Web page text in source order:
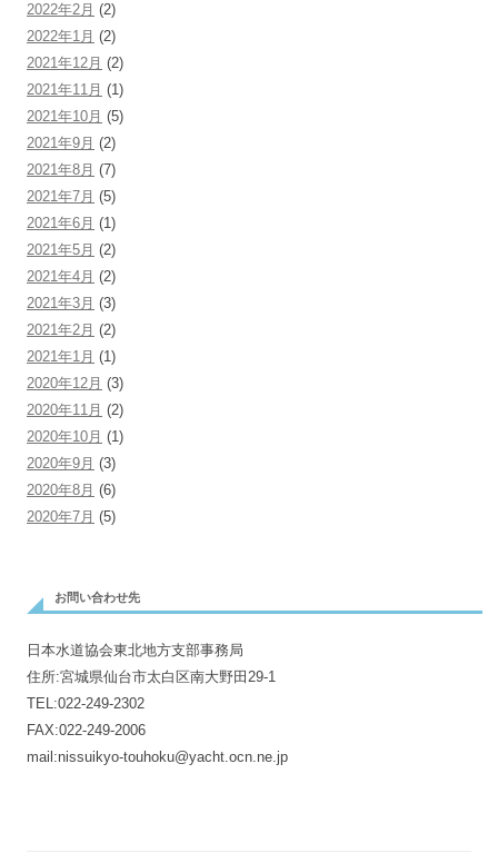
2022年2月 (2)
2022年1月 (2)
2021年12月 (2)
2021年11月 (1)
2021年10月 (5)
2021年9月 (2)
2021年8月 (7)
2021年7月 (5)
2021年6月 (1)
2021年5月 (2)
2021年4月 (2)
2021年3月 (3)
2021年2月 (2)
2021年1月 (1)
2020年12月 (3)
2020年11月 (2)
2020年10月 (1)
2020年9月 (3)
2020年8月 (6)
2020年7月 (5)
お問い合わせ先
日本水道協会東北地方支部事務局
住所:宮城県仙台市太白区南大野田29-1
TEL:022-249-2302
FAX:022-249-2006
mail:nissuikyo-touhoku@yacht.ocn.ne.jp